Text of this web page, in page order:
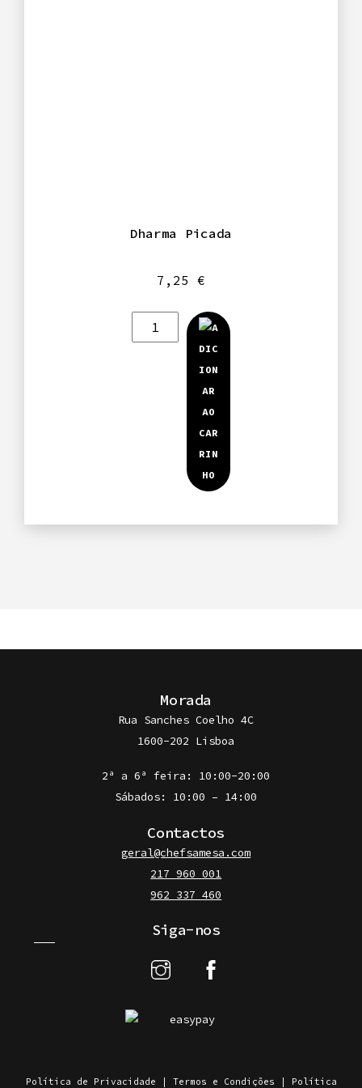
Dharma Picada
7,25 €
Quantidade
de
Morada
Rua Sanches Coelho 4C
1600-202 Lisboa
2ª a 6ª feira: 10:00-20:00
Sábados: 10:00 – 14:00
Contactos
geral@chefsamesa.com
217 960 001
962 337 460
Siga-nos
Política de Privacidade Termos e Condições Política